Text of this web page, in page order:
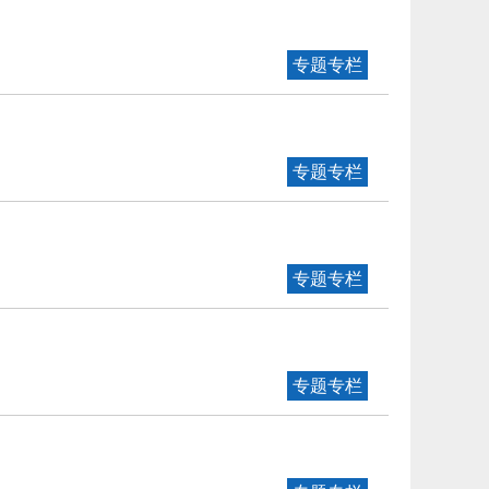
专题专栏
专题专栏
专题专栏
专题专栏